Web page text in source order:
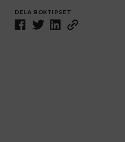
DELA BOKTIPSET